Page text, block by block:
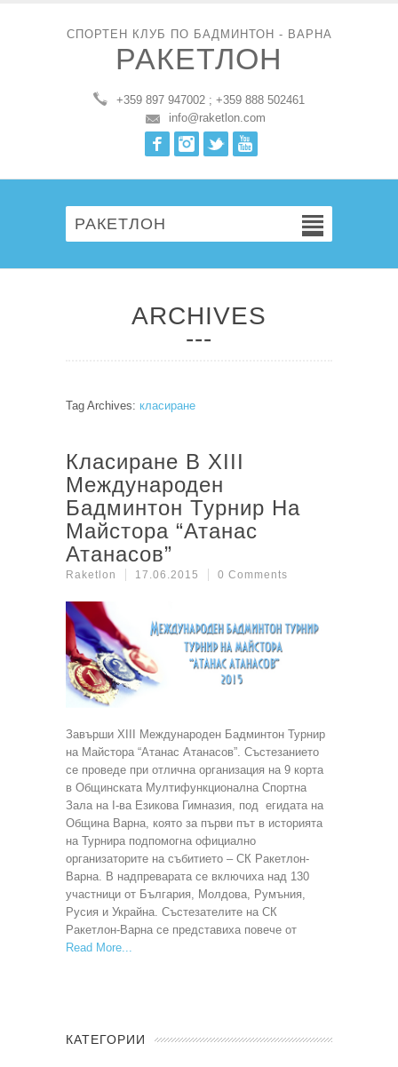
СПОРТЕН КЛУБ ПО БАДМИНТОН - ВАРНА
РАКЕТЛОН
+359 897 947002 ; +359 888 502461
info@raketlon.com
FacebookInstagram
Twitter
РАКЕТЛОН
ARCHIVES
Tag Archives: класиране
Класиране В XIII
Международен
Бадминтон Турнир На
Майстора “Атанас
Атанасов”
Raketlon 17.06.2015 0 Comments
Завърши XIII Международен Бадминтон Турнир
на Майстора “Атанас Атанасов”. Състезанието
се проведе при отлична организация на 9 корта
в Общинската Мултифункционална Спортна
Зала на I-ва Езикова Гимназия, под егидата на
Община Варна, която за първи път в историята
на Турнира подпомогна официално
организаторите на събитието – СК Ракетлон-
Варна. В надпреварата се включиха над 130
участници от България, Молдова, Румъния,
Русия и Украйна. Състезателите на СК
Ракетлон-Варна се представиха повече от
Read More
КАТЕГОРИИ